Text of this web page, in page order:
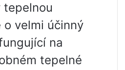
tepelnou
o velmi účinný
na
tepelné